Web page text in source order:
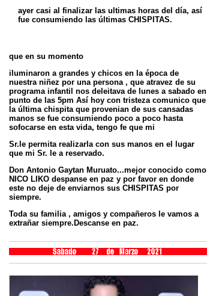
ayer casi al finalizar las ultimas horas del día, así
fue consumiendo las últimas CHISPITAS.
que en su momento
iluminaron a grandes y chicos en la época de
nuestra niñez por una persona , que atravez de su
programa infantil nos deleitava de lunes a sabado en
punto de las 5pm Así hoy con tristeza comunico que
la última chispita que provenian de sus cansadas
manos se fue consumiendo poco a poco hasta
sofocarse en esta vida, tengo fe que mi
Sr.le permita realizarla con sus manos en el lugar
que mi Sr. le a reservado.
Don Antonio Gaytan Muruato...mejor conocido como
NICO LIKO despanse en paz y por favor en donde
este no deje de enviarnos sus CHISPITAS por
siempre.
Toda su familia , amigos y compañeros le vamos a
extrañar siempre.Descanse en paz.